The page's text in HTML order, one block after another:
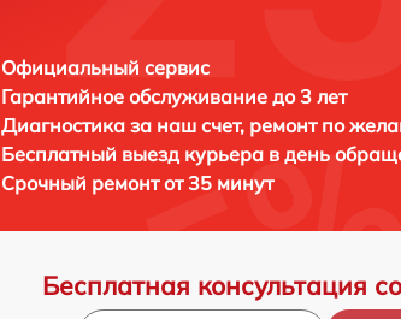
Официальный сервис
Гарантийное обслуживание до 3 лет
Диагностика за наш счет, ремонт по
Бесплатный выезд курьера в день
Срочный ремонтот 35 минут
Бесплатная консультация